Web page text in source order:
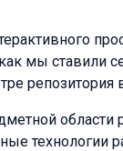
мы ставили
репозитория
технологии